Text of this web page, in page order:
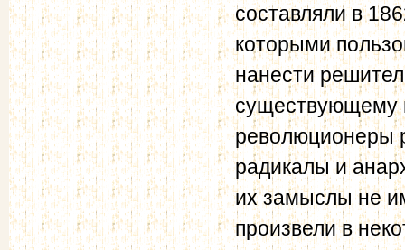
составляли в
которыми
нанести
существующему
революционеры
радикалы и
их замыслы не
произвели в